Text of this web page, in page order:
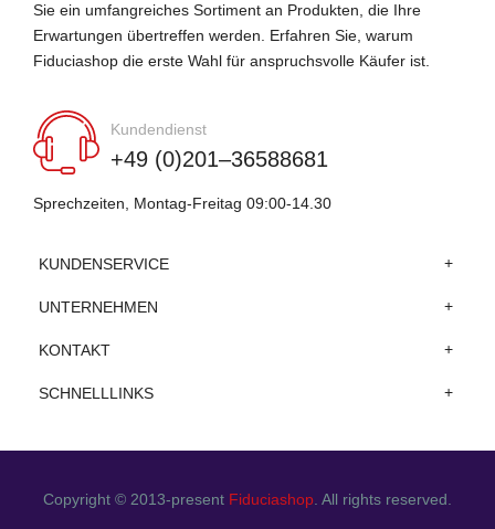
Sie ein umfangreiches Sortiment an Produkten, die Ihre
Erwartungen übertreffen werden. Erfahren Sie, warum
Fiduciashop die erste Wahl für anspruchsvolle Käufer ist.
Kundendienst
+49 (0)201–36588681
Sprechzeiten, Montag-Freitag 09:00-14.30
KUNDENSERVICE
UNTERNEHMEN
KONTAKT
SCHNELLLINKS
Copyright © 2013-present Fiduciashop . All rights reserved.